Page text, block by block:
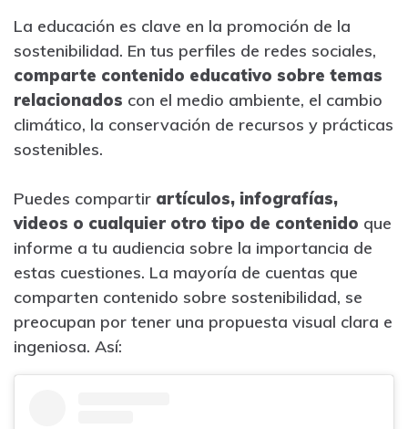
La educación es clave en la promoción de la
sostenibilidad. En tus perfiles de redes sociales,
comparte contenido educativo sobre temas
relacionados con el medio ambiente, el cambio
climático, la conservación de recursos y prácticas
sostenibles.
Puedes compartir artículos, infografías,
videos o cualquier otro tipo de contenido que
informe a tu audiencia sobre la importancia de
estas cuestiones. La mayoría de cuentas que
comparten contenido sobre sostenibilidad, se
preocupan por tener una propuesta visual clara e
ingeniosa. Así: